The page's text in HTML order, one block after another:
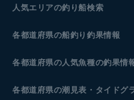
人気エリアの釣り船検索
各都道府県の船釣り釣果情報
各都道府県の人気魚種の釣果情
各都道府県の潮見表 ・タイドグ